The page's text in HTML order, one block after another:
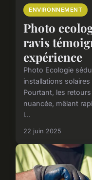
ENVIRONNEMENT
Photo
ravis
expérience
Photo Ecologie
installations
Pourtant, les
nuancée, mêlant
l...
22 juin 2025